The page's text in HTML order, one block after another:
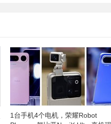
1台手机4个电机，荣耀Robot